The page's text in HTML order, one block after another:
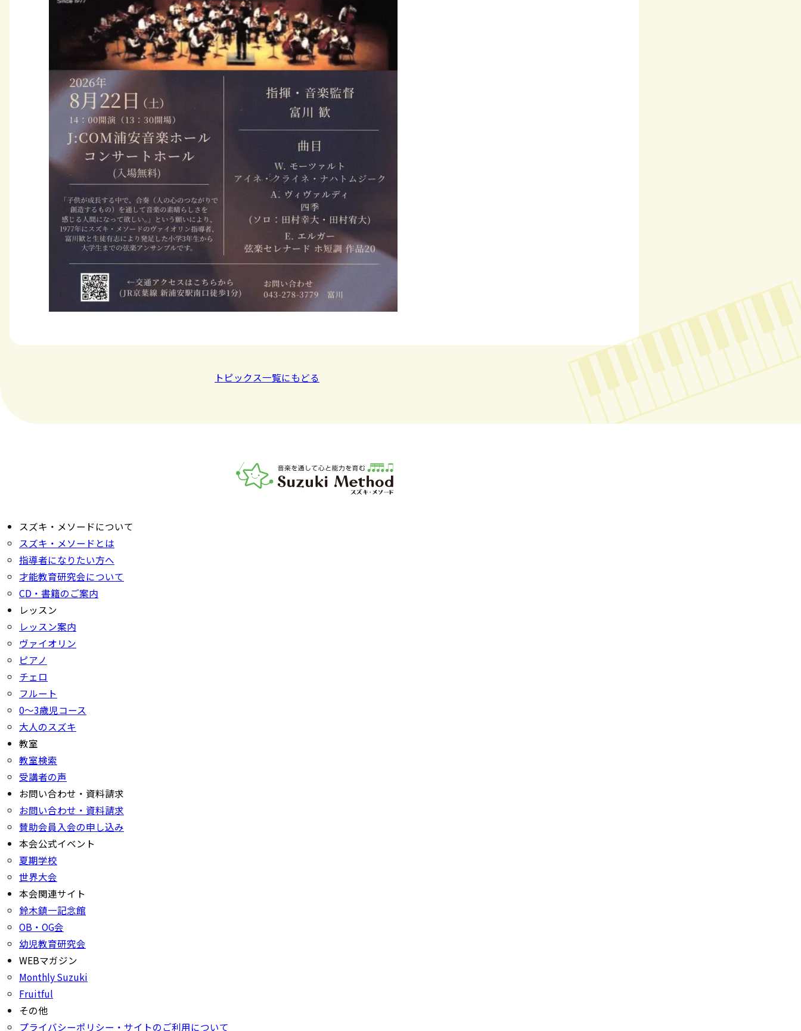
トピックス一覧にもどる
音楽教室スズキ・メソード | 公益社団法人才能教育研究会
スズキ・メソードについて
スズキ・メソードとは
指導者になりたい方へ
才能教育研究会について
CD・書籍のご案内
レッスン
レッスン案内
ヴァイオリン
ピアノ
チェロ
フルート
0〜3歳児コース
大人のスズキ
教室
教室検索
受講者の声
お問い合わせ・資料請求
お問い合わせ・資料請求
賛助会員入会の申し込み
本会公式イベント
夏期学校
世界大会
本会関連サイト
鈴木鎮一記念館
OB・OG会
幼児教育研究会
WEBマガジン
Monthly Suzuki
Fruitful
その他
プライバシーポリシー・サイトのご利用について